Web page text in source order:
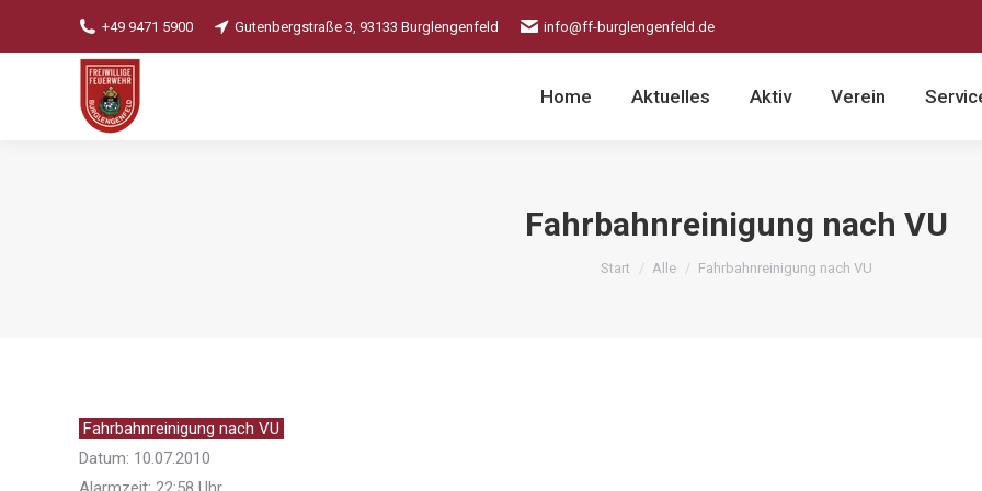
+49 9471 5900 Gutenbergstraße 3, 93133 Burglengenfeld info@ff-burglengenfeld.de
Home Aktuelles Aktiv Verein
Fahrbahnreinigung nach VU
Sie befinden sich hier:
Start Alle Fahrbahnreinigung nach VU
Fahrbahnreinigung nach VU
Datum: 10.07.2010